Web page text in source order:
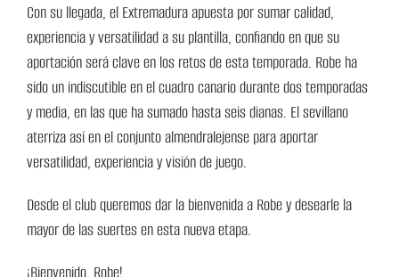
Con su llegada, el Extremadura apuesta por sumar calidad,
experiencia y versatilidad a su plantilla, confiando en que su
aportación será clave en los retos de esta temporada. Robe ha
sido un indiscutible en el cuadro canario durante dos temporadas
y media, en las que ha sumado hasta seis dianas. El sevillano
aterriza así en el conjunto almendralejense para aportar
versatilidad, experiencia y visión de juego.
Desde el club queremos dar la bienvenida a Robe y desearle la
mayor de las suertes en esta nueva etapa.
¡Bienvenido, Robe!